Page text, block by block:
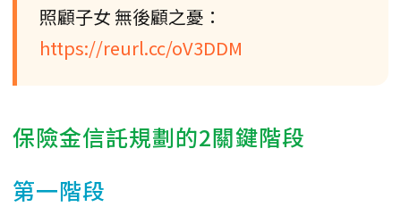
照顧子女 無後顧之憂：
https://reurl.cc/oV3DDM
保險金信託規劃的2關鍵階段
第一階段